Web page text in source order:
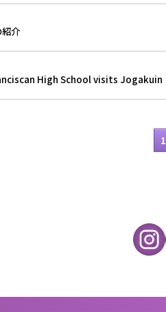
介
High School visits Jogakuin
1